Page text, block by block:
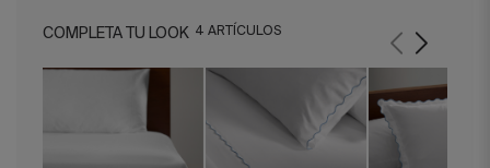
COMPLETA TU LOOK 4 ARTÍCULOS